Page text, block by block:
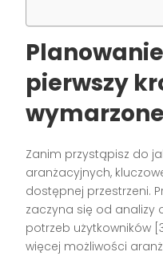
pierwszy
Zanim przystąpisz do
aranżacyjnych,
dostępnej przestrzeni.
zaczyna się od analizy
potrzeb użytkowników
więcej możliwości